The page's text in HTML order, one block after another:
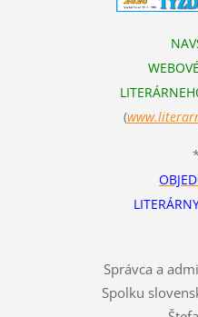
(
Správca a
Spolku